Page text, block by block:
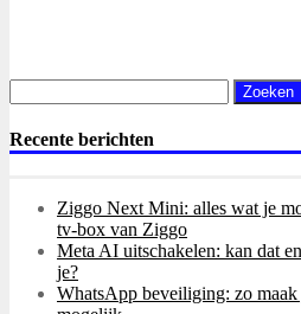
naar:
Recente berichten
Ziggo Next Mini: alles wat je
tv-box van Ziggo
Meta AI uitschakelen: kan dat
je?
WhatsApp beveiliging: zo